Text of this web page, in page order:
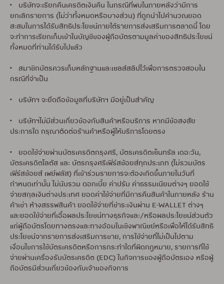
• บริษัทจะเรียกคืนเครดิตเงินคืน ในกรณีที่พบในภายหลังว่ามีการ
ยกเลิกรายการ (ไม่ว่าทั้งหมดหรือบางส่วน) ที่ถูกนำไปคำนวณยอด
สะสมในการได้รับสิทธิประโยชน์ภายใต้รายการส่งเสริมการตลาดนี้ โดย
จะทำการเรียกเก็บเข้าในบัญชีของผู้ถือบัตรตามมูลค่าของสิทธิประโยชน์
ทั้งหมดที่ท่านได้รับไปแล้ว
• สมาชิกบัตรควรเก็บหลักฐานและเซลส์สลิปไว้เพื่อการตรวจสอบใน
กรณีที่จำเป็น
• บริษัทฯ จะยึดถือข้อมูลที่บริษัทฯ มีอยู่เป็นสำคัญ
• บริษัทฯไม่มีส่วนเกี่ยวข้องกับสินค้าหรือบริการ หากมีข้อสงสัย
ประการใด กรุณาติดต่อร้านค้าหรือผู้ให้บริการโดยตรง
• ยอดใช้จ่ายผ่านบัตรเครดิตกรุงศรี, บัตรเครดิตเซ็นทรัล เดอะวัน,
บัตรเครดิตโลตัส และ บัตรกรุงศรีเฟิร์สช้อยส์ทุกประเภท (ไม่รวมบัตร
เฟิร์สช้อยส์ เพย์พลัส) ที่เข้าร่วมรายการจะต้องเกิดขึ้นภายในวันที่
กำหนดเท่านั้น ไม่นับรวม ดอกเบี้ย ค่าปรับ ค่าธรรมเนียมต่างๆ ยอดใช้
จ่ายสกุลเงินต่างประเทศ ยอดค่าใช้จ่ายที่มีการคืนสินค้าในภายหลัง ร้าน
ค้าเช่า ห้างสรรพสินค้า ยอดใช้จ่ายที่ชำระเงินผ่าน E-WALLET ต่างๆ
และยอดใช้จ่ายที่เอื้อผลประโยชน์ทางธุรกิจและ/หรือผลประโยชน์ส่วนตัว
แก่ผู้ถือบัตรโดยทางตรงและทางอ้อมในเชิงพาณิชย์หรือเพื่อให้ได้รับสิทธิ
ประโยชน์จากรายการส่งเสริมการขาย, การใช้จ่ายที่ไม่เป็นไปตาม
เงื่อนไขการใช้บัตรเครดิตหรือการกระทำใดที่ผิดกฎหมาย, รายการที่ใช้
จ่ายผ่านเครื่องรับบัตรเครดิต (EDC) ในกิจการของผู้ถือบัตรเอง หรือผู้
ถือบัตรมีส่วนเกี่ยวข้องกับเจ้าของกิจการ